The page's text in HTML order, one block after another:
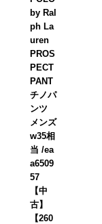
by Ral
ph La
uren
PROS
PECT
PANT
チノパ
ンツ
メンズ
w35相
当 /ea
a6509
57
【中
古】
【260